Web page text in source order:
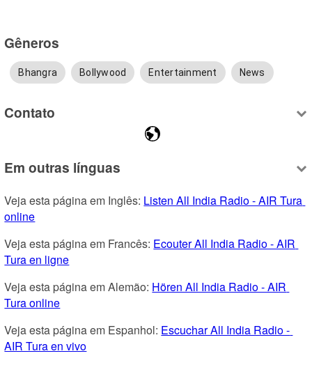
Gêneros
Bhangra Bollywood Entertainment News
Contato
Em outras línguas
Veja esta página em Inglês: Listen All India Radio - AIR Tura
online
Veja esta página em Francês: Ecouter All India Radio - AIR
Tura en ligne
Veja esta página em Alemão: Hören All India Radio - AIR
Tura online
Veja esta página em Espanhol: Escuchar All India Radio -
AIR Tura en vivo